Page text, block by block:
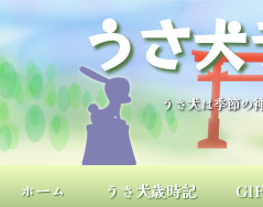
内
容
を
ス
キ
プ
うさ
うさ犬は季節の
ホーム うさ犬歳時記